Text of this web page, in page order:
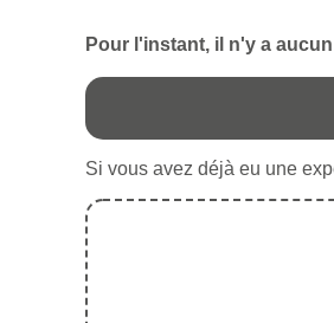
Pour l'instant, il n'y a
Si vous avez déjà eu une